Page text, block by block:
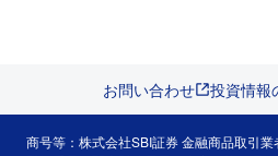
お問い合わせ 投資情報
商号等：株式会社SBI証券 金融商品取引